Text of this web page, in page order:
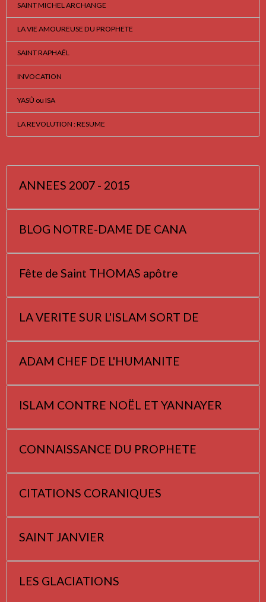
SAINT MICHEL ARCHANGE
LA VIE AMOUREUSE DU PROPHETE
SAINT RAPHAËL
INVOCATION
YASÛ ou ISA
LA REVOLUTION : RESUME
ANNEES 2007 - 2015
BLOG NOTRE-DAME DE CANA
Fête de Saint THOMAS apôtre
LA VERITE SUR L'ISLAM SORT DE
ADAM CHEF DE L'HUMANITE
ISLAM CONTRE NOËL ET YANNAYER
CONNAISSANCE DU PROPHETE
CITATIONS CORANIQUES
SAINT JANVIER
LES GLACIATIONS